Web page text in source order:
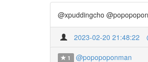
@xpuddingcho
2023-02-20 21:48:22
1 @popopoponman